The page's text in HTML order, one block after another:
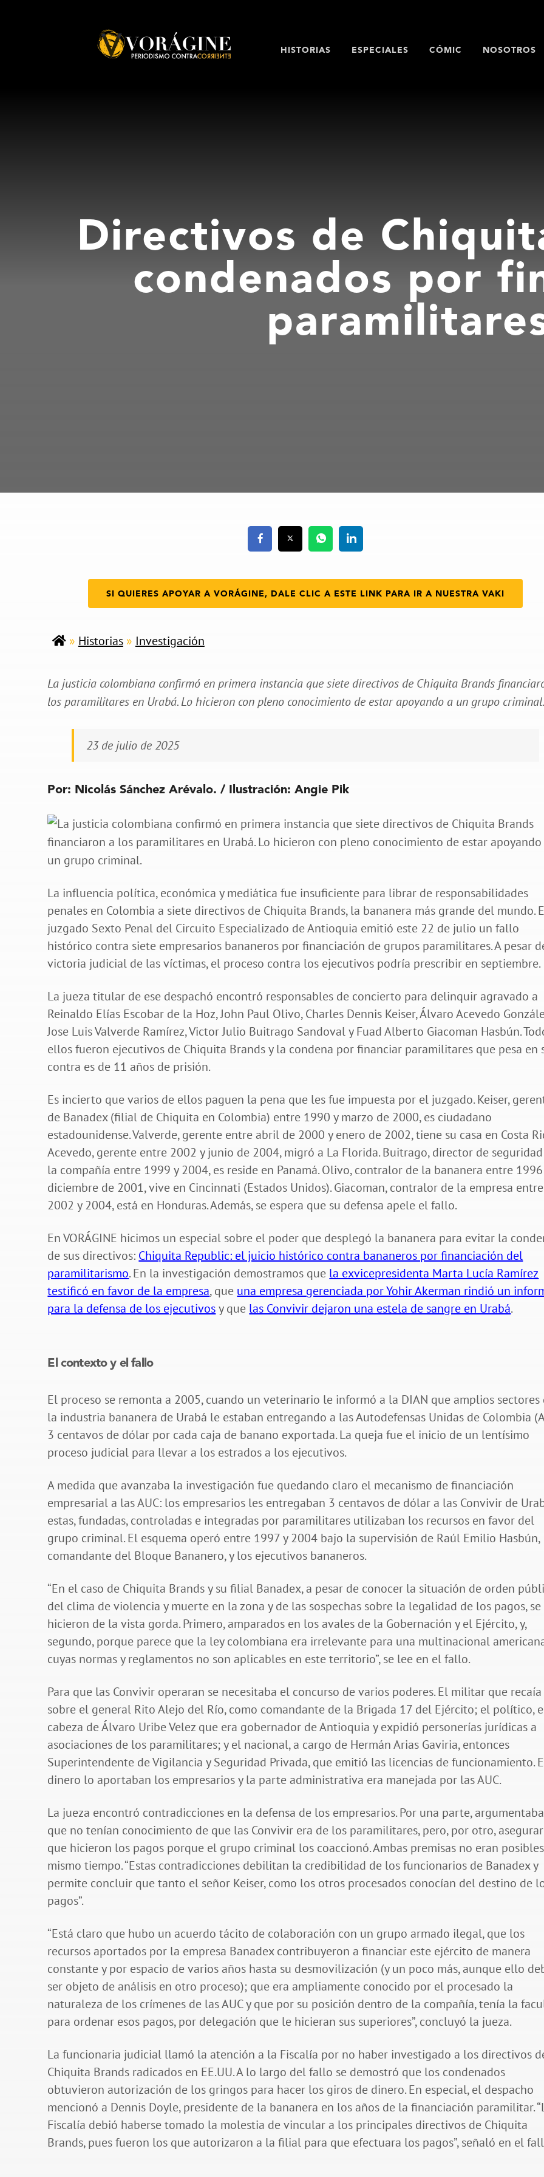
HISTORIAS ESPECIALES CÓMIC NOSOTROS
Directivos de
condenados por
SI QUIERES APOYAR A VORÁGINE, DALE CLIC A ESTE LINK PARA IR A NUESTRA VAKI
» Historias» Investigación
La justicia colombiana confirmó en primera instancia que siete directivos de Chiquita Brands
los paramilitares en Urabá. Lo hicieron con pleno conocimiento de estar apoyando a un grupo criminal.
23 de julio de 2025
Por: Nicolás Sánchez Arévalo. / Ilustración: Angie Pik
La influencia política, económica y mediática fue insuficiente para librar de responsabilidades
penales en Colombia a siete directivos de Chiquita Brands, la bananera más grande del mundo.
juzgado Sexto Penal del Circuito Especializado de Antioquia emitió este 22 de julio un fallo
histórico contra siete empresarios bananeros por financiación de grupos paramilitares. A pesar
victoria judicial de las víctimas, el proceso contra los ejecutivos podría prescribir en septiembre.
La jueza titular de ese despachó encontró responsables de concierto para delinquir agravado a
Reinaldo Elías Escobar de la Hoz, John Paul Olivo, Charles Dennis Keiser, Álvaro Acevedo
Jose Luis Valverde Ramírez, Victor Julio Buitrago Sandoval y Fuad Alberto Giacoman Hasbún.
ellos fueron ejecutivos de Chiquita Brands y la condena por financiar paramilitares que pesa en
contra es de 11 años de prisión.
Es incierto que varios de ellos paguen la pena que les fue impuesta por el juzgado. Keiser,
de Banadex (filial de Chiquita en Colombia) entre 1990 y marzo de 2000, es ciudadano
estadounidense. Valverde, gerente entre abril de 2000 y enero de 2002, tiene su casa en Costa
Acevedo, gerente entre 2002 y junio de 2004, migró a La Florida. Buitrago, director de
la compañía entre 1999 y 2004, es reside en Panamá. Olivo, contralor de la bananera entre
diciembre de 2001, vive en Cincinnati (Estados Unidos). Giacoman, contralor de la empresa entre
2002 y 2004, está en Honduras. Además, se espera que su defensa apele el fallo.
En VORÁGINE hicimos un especial sobre el poder que desplegó la bananera para evitar la
de sus directivos: Chiquita Republic: el juicio histórico contra bananeros por financiación del
paramilitarismo. En la investigación demostramos que la exvicepresidenta Marta Lucía Ramírez
testificó en favor de la empresa, que una empresa gerenciada por Yohir Akerman rindió un
para la defensa de los ejecutivosy que las Convivir dejaron una estela de sangre en Urabá.
El contexto y el fallo
El proceso se remonta a 2005, cuando un veterinario le informó a la DIAN que amplios sectores
la industria bananera de Urabá le estaban entregando a las Autodefensas Unidas de Colombia
3 centavos de dólar por cada caja de banano exportada. La queja fue el inicio de un lentísimo
proceso judicial para llevar a los estrados a los ejecutivos.
A medida que avanzaba la investigación fue quedando claro el mecanismo de financiación
empresarial a las AUC: los empresarios les entregaban 3 centavos de dólar a las Convivir de
estas, fundadas, controladas e integradas por paramilitares utilizaban los recursos en favor del
grupo criminal. El esquema operó entre 1997 y 2004 bajo la supervisión de Raúl Emilio Hasbún,
comandante del Bloque Bananero, y los ejecutivos bananeros.
“En el caso de Chiquita Brands y su filial Banadex, a pesar de conocer la situación de orden
del clima de violencia y muerte en la zona y de las sospechas sobre la legalidad de los pagos, se
hicieron de la vista gorda. Primero, amparados en los avales de la Gobernación y el Ejército, y,
segundo, porque parece que la ley colombiana era irrelevante para una multinacional
cuyas normas y reglamentos no son aplicables en este territorio”, se lee en el fallo.
Para que las Convivir operaran se necesitaba el concurso de varios poderes. El militar que recaía
sobre el general Rito Alejo del Río, como comandante de la Brigada 17 del Ejército; el político,
cabeza de Álvaro Uribe Velez que era gobernador de Antioquia y expidió personerías jurídicas a
asociaciones de los paramilitares; y el nacional, a cargo de Hermán Arias Gaviria, entonces
Superintendente de Vigilancia y Seguridad Privada, que emitió las licencias de funcionamiento.
dinero lo aportaban los empresarios y la parte administrativa era manejada por las AUC.
La jueza encontró contradicciones en la defensa de los empresarios. Por una parte,
que no tenían conocimiento de que las Convivir era de los paramilitares, pero, por otro,
que hicieron los pagos porque el grupo criminal los coaccionó. Ambas premisas no eran
mismo tiempo. “Estas contradicciones debilitan la credibilidad de los funcionarios de Banadex y
permite concluir que tanto el señor Keiser, como los otros procesados conocían del destino de
pagos”.
“Está claro que hubo un acuerdo tácito de colaboración con un grupo armado ilegal, que los
recursos aportados por la empresa Banadex contribuyeron a financiar este ejército de manera
constante y por espacio de varios años hasta su desmovilización (y un poco más, aunque ello
ser objeto de análisis en otro proceso); que era ampliamente conocido por el procesado la
naturaleza de los crímenes de las AUC y que por su posición dentro de la compañía, tenía la
para ordenar esos pagos, por delegación que le hicieran sus superiores”, concluyó la jueza.
La funcionaria judicial llamó la atención a la Fiscalía por no haber investigado a los directivos
Chiquita Brands radicados en EE.UU. A lo largo del fallo se demostró que los condenados
obtuvieron autorización de los gringos para hacer los giros de dinero. En especial, el despacho
mencionó a Dennis Doyle, presidente de la bananera en los años de la financiación paramilitar.
Fiscalía debió haberse tomado la molestia de vincular a los principales directivos de Chiquita
Brands, pues fueron los que autorizaron a la filial para que efectuara los pagos”, señaló en el